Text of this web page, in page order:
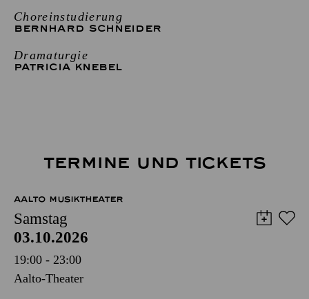
Choreinstudierung
BERNHARD SCHNEIDER
Dramaturgie
PATRICIA KNEBEL
TERMINE UND TICKETS
AALTO MUSIKTHEATER
Samstag
03.10.2026
19:00 - 23:00
Aalto-Theater